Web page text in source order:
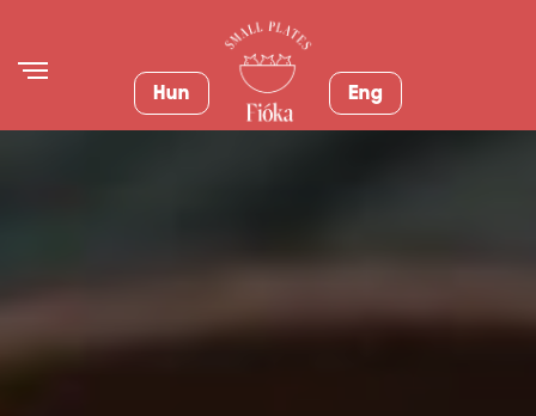
Hun Eng